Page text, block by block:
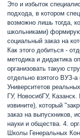
Это и избыток
подхода, в котором
возможно лишь тогда,
школьниками)
социальный заказ на
Как этого добиться -
методика и дидактика
организовать такую
отдельно взятого ВУЗ-
Университетов
ГУ, НовосибГУ,
извините), который
заказ на выпускников,
науки и общества. 4.
Школы Генеральных